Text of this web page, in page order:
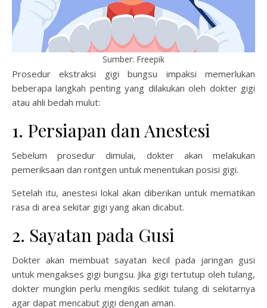
Sumber: Freepik
Prosedur ekstraksi gigi bungsu impaksi memerlukan
beberapa langkah penting yang dilakukan oleh dokter gigi
atau ahli bedah mulut:
1. Persiapan dan Anestesi
Sebelum prosedur dimulai, dokter akan melakukan
pemeriksaan dan rontgen untuk menentukan posisi gigi.
Setelah itu, anestesi lokal akan diberikan untuk mematikan
rasa di area sekitar gigi yang akan dicabut.
2. Sayatan pada Gusi
Dokter akan membuat sayatan kecil pada jaringan gusi
untuk mengakses gigi bungsu. Jika gigi tertutup oleh tulang,
dokter mungkin perlu mengikis sedikit tulang di sekitarnya
agar dapat mencabut gigi dengan aman.